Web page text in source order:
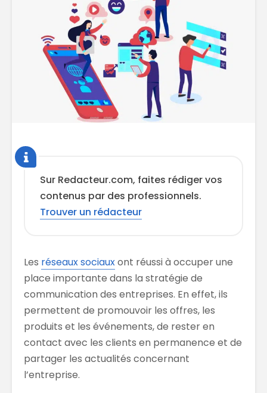
Sur Redacteur.com, faites rédiger vos
contenus par des professionnels.
Trouver un rédacteur
Les réseaux sociauxont réussi à occuper une
place importante dans la stratégie de
communication des entreprises. En effet, ils
permettent de promouvoir les offres, les
produits et les événements, de rester en
contact avec les clients en permanence et de
partager les actualités concernant
l’entreprise.